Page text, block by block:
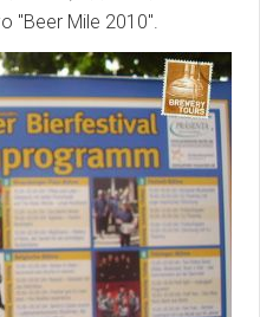
"Beer Mile 2010".